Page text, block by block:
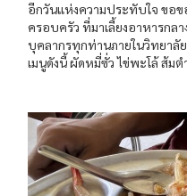
อีกวันแห่งความประทับใจ ขอ
ครอบครัว ที่มาเลี้ยงอาหารกล
บุคลากรทุกท่านภายในวิทยาลัย
เมนูดังนี้ ผัดหมี่ซั่ว ไข่พะโล้ ส้มต